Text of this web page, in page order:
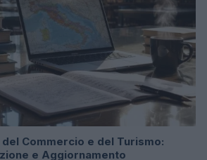
Commercio e del Turismo:
e Aggiornamento